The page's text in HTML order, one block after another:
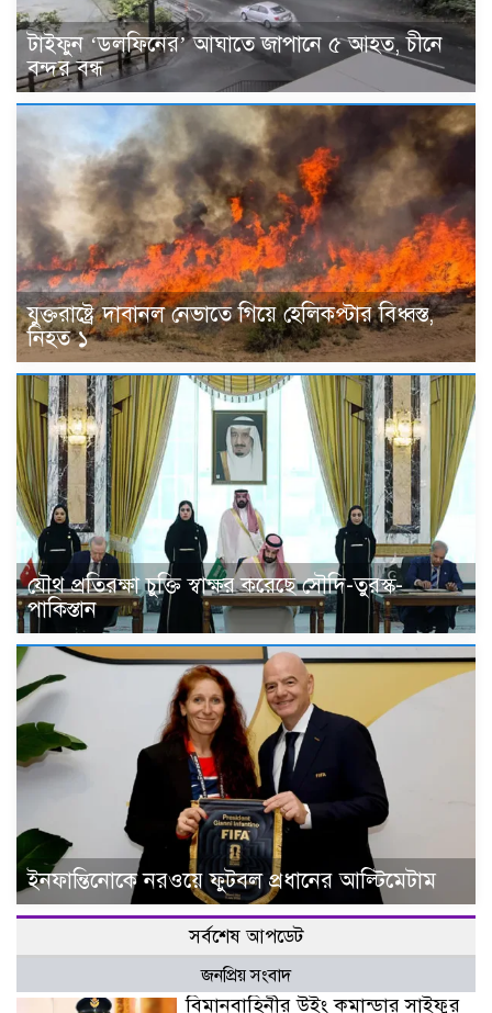
টাইফুন ‘ডলফিনের’ আঘাতে জাপানে ৫ আহত, চীনে
বন্দর বন্ধ
যুক্তরাষ্ট্রে দাবানল নেভাতে গিয়ে হেলিকপ্টার বিধ্বস্ত,
নিহত ১
যৌথ প্রতিরক্ষা চুক্তি স্বাক্ষর করেছে সৌদি-তুরস্ক-
পাকিস্তান
ইনফান্তিনোকে নরওয়ে ফুটবল প্রধানের আল্টিমেটাম
সর্বশেষ আপডেট
জনপ্রিয় সংবাদ
বিমানবাহিনীর উইং কমান্ডার সাইফুর